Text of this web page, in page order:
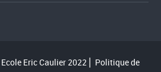
Eric Caulier 2022⎪ Politique de